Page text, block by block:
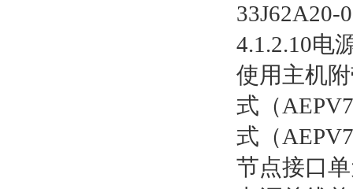
33J62A20-
4.1.2.10电
使用主机
式（
式（
节点接口